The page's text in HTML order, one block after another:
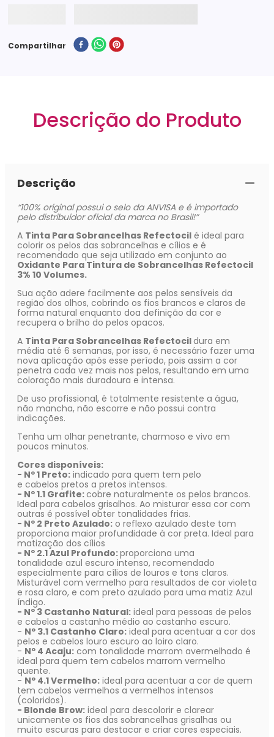
Compartilhar
Descrição do Produto
Descrição
“100% original possui o selo da ANVISA e é importado
pelo distribuidor oficial da marca no Brasil!”
A Tinta Para Sobrancelhas Refectocil é ideal para
colorir os pelos das sobrancelhas e cílios e é
recomendado que seja utilizado em conjunto ao
Oxidante Para Tintura de Sobrancelhas Refectocil
3% 10 Volumes.
Sua ação adere facilmente aos pelos sensíveis da
região dos olhos, cobrindo os fios brancos e claros de
forma natural enquanto doa definição da cor e
recupera o brilho do pelos opacos.
A Tinta Para Sobrancelhas Refectocildura em
média até 6 semanas, por isso, é necessário fazer uma
nova aplicação após esse período, pois assim a cor
penetra cada vez mais nos pelos, resultando em uma
coloração mais duradoura e intensa.
De uso profissional, é totalmente resistente a água,
não mancha, não escorre e não possui contra
indicações.
Tenha um olhar penetrante, charmoso e vivo em
poucos minutos.
Cores disponíveis:
- Nº 1 Preto: indicado para quem tem pelo
e cabelos pretos a pretos intensos.
- Nº 1.1 Grafite:cobre naturalmente os pelos brancos.
Ideal para cabelos grisalhos. Ao misturar essa cor com
outras é possível obter tonalidades frias.
- Nº 2 Preto Azulado: o reflexo azulado deste tom
proporciona maior profundidade à cor preta. Ideal para
matização dos cílios
- Nº 2.1 Azul Profundo:proporciona uma
tonalidade azul escuro intenso, recomendado
especialmente para cílios de louros e tons claros.
Misturável com vermelho para resultados de cor violeta
e rosa claro, e com preto azulado para uma matiz Azul
índigo.
- Nº 3 Castanho Natural: ideal para pessoas de pelos
e cabelos a castanho médio ao castanho escuro.
- Nº 3.1 Castanho Claro: ideal para acentuar a cor dos
pelos e cabelos louro escuro ao loiro claro.
- Nº 4 Acaju: com tonalidade marrom avermelhado é
ideal para quem tem cabelos marrom vermelho
quente.
- Nº 4.1 Vermelho: ideal para acentuar a cor de quem
tem cabelos vermelhos a vermelhos intensos
(coloridos).
- Blonde Brow: ideal para descolorir e clarear
unicamente os fios das sobrancelhas grisalhas ou
muito escuras para destacar e criar cores especiais.